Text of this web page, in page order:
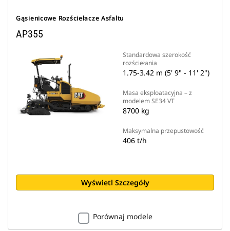
Gąsienicowe Rozściełacze Asfaltu
AP355
Standardowa szerokość
rozściełania
1.75-3.42 m (5' 9" - 11' 2")
Masa eksploatacyjna – z
modelem SE34 VT
8700 kg
Maksymalna przepustowość
406 t/h
Wyświetl Szczegóły
Porównaj modele